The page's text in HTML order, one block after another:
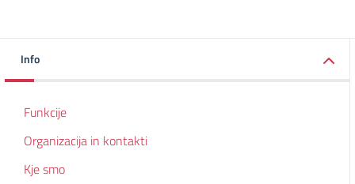
Info
Funkcije
Organizacija in kontakti
Kje smo